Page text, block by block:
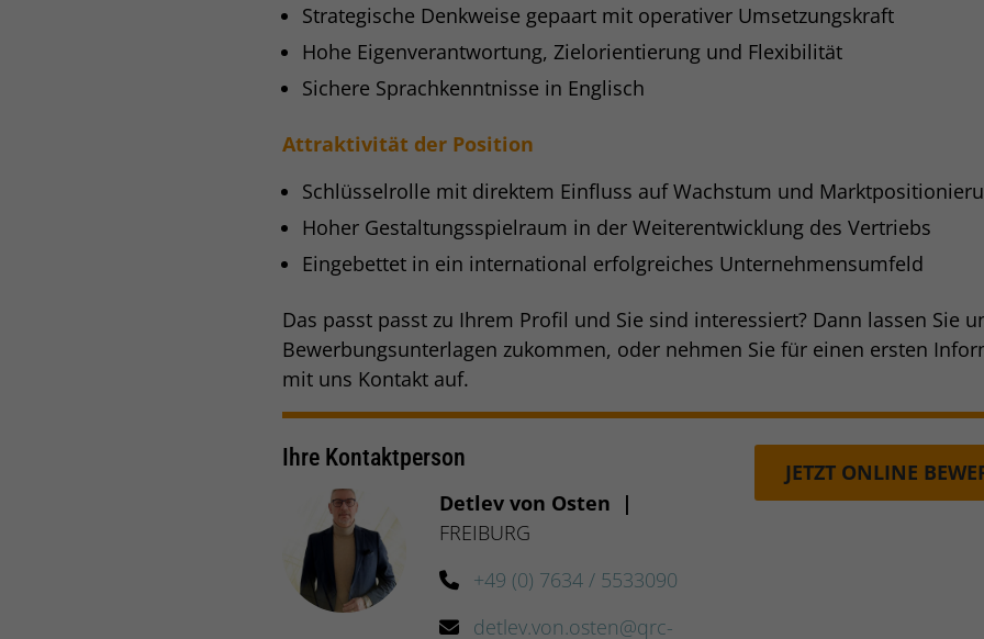
Strategische Denkweise gepaart mit operativer Umsetzungskraft
Hohe Eigenverantwortung, Zielorientierung und Flexibilität
Sichere Sprachkenntnisse in Englisch
Attraktivität der Position
Schlüsselrolle mit direktem Einfluss auf Wachstum und
Hoher Gestaltungsspielraum in der Weiterentwicklung des Vertriebs
Eingebettet in ein international erfolgreiches Unternehmensumfeld
Das passt passt zu Ihrem Profil und Sie sind interessiert? Dann lassen Sie
Bewerbungsunterlagen zukommen, oder nehmen Sie für einen ersten
mit uns Kontakt auf.
Ihre Kontaktperson
Detlev von Osten
|
FREIBURG
+49 (0) 7634 / 5533090
detlev.von.osten@qrc-
JETZT ONLINE